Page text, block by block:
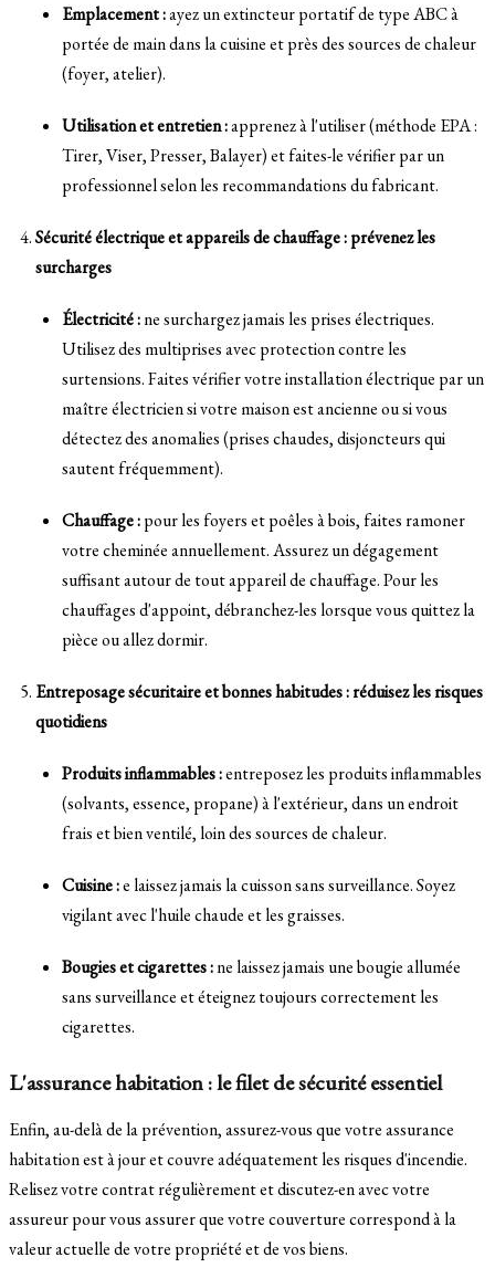
Emplacement :ayez un extincteur portatif de type ABC à
portée de main dans la cuisine et près des sources de chaleur
(foyer, atelier).
Utilisation et entretien :apprenez à l'utiliser (méthode EPA :
Tirer, Viser, Presser, Balayer) et faites-le vérifier par un
professionnel selon les recommandations du fabricant.
Sécurité électrique et appareils de chauffage : prévenez les
surcharges
Électricité :ne surchargez jamais les prises électriques.
Utilisez des multiprises avec protection contre les
surtensions. Faites vérifier votre installation électrique par un
maître électricien si votre maison est ancienne ou si vous
détectez des anomalies (prises chaudes, disjoncteurs qui
sautent fréquemment).
Chauffage :pour les foyers et poêles à bois, faites ramoner
votre cheminée annuellement. Assurez un dégagement
suffisant autour de tout appareil de chauffage. Pour les
chauffages d'appoint, débranchez-les lorsque vous quittez la
pièce ou allez dormir.
Entreposage sécuritaire et bonnes habitudes : réduisez les risques
quotidiens
Produits inflammables :entreposez les produits inflammables
(solvants, essence, propane) à l'extérieur, dans un endroit
frais et bien ventilé, loin des sources de chaleur.
Cuisine :e laissez jamais la cuisson sans surveillance. Soyez
vigilant avec l'huile chaude et les graisses.
Bougies et cigarettes :ne laissez jamais une bougie allumée
sans surveillance et éteignez toujours correctement les
cigarettes.
L'assurance habitation : le filet de sécurité essentiel
Enfin, au-delà de la prévention, assurez-vous que votre assurance
habitation est à jour et couvre adéquatement les risques d'incendie.
Relisez votre contrat régulièrement et discutez-en avec votre
assureur pour vous assurer que votre couverture correspond à la
valeur actuelle de votre propriété et de vos biens.